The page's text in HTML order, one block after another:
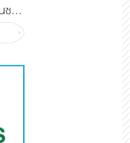
ธนาคารทหารไทยธนชาต จำกัด (มหาชน)